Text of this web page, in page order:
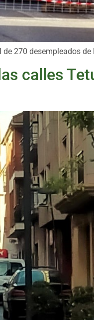
270 desempleados de
calles